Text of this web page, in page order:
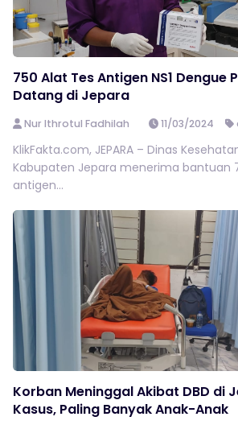
750 Alat Tes Antigen NS1 Dengue
Datang di Jepara
Nur Ithrotul Fadhilah 11/03/2024
KlikFakta.com, JEPARA – Dinas
Kabupaten Jepara menerima bantuan
antigen...
Korban Meninggal Akibat DBD di
Kasus, Paling Banyak Anak-Anak